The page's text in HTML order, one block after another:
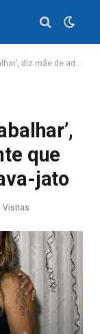
que morreu baleado em lava-jato
que
jato
Visitas